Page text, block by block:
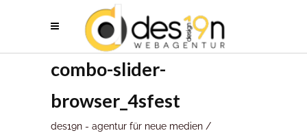
combo-slider-
browser_4sfest
des19n - agentur für neue medien /